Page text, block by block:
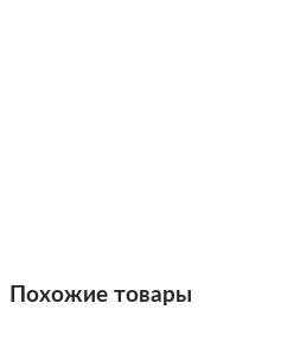
Похожие товары